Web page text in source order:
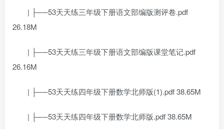
| ├──53天天练三年级下册语文部编版测评卷.pdf
26.18M
| ├──53天天练三年级下册语文部编版课堂笔记.pdf
26.16M
| ├──53天天练四年级下册数学北师版(1).pdf 38.65M
| ├──53天天练四年级下册数学北师版.pdf 38.65M